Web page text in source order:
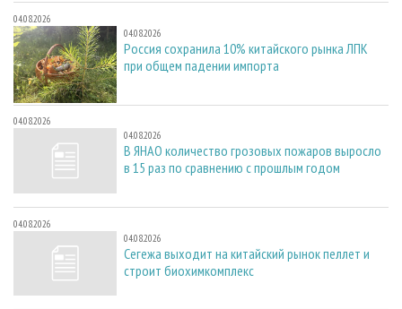
04.08.2026
04.08.2026
Россия сохранила 10% китайского рынка ЛПК
при общем падении импорта
04.08.2026
04.08.2026
В ЯНАО количество грозовых пожаров выросло
в 15 раз по сравнению с прошлым годом
04.08.2026
04.08.2026
Сегежа выходит на китайский рынок пеллет и
строит биохимкомплекс